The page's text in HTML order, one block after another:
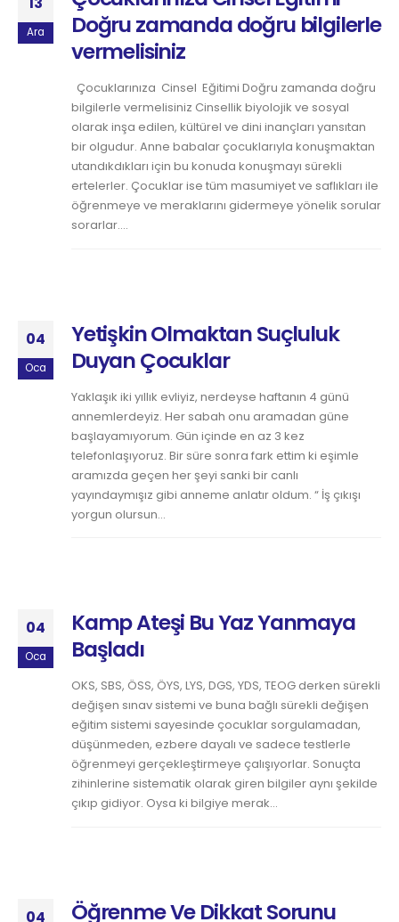
Ara
Doğru zamanda doğru bilgilerle
vermelisiniz
Çocuklarınıza Cinsel Eğitimi Doğru zamanda doğru
bilgilerle vermelisiniz Cinsellik biyolojik ve sosyal
olarak inşa edilen, kültürel ve dini inançları yansıtan
bir olgudur. Anne babalar çocuklarıyla konuşmaktan
utandıkdıkları için bu konuda konuşmayı sürekli
ertelerler. Çocuklar ise tüm masumiyet ve saflıkları ile
öğrenmeye ve meraklarını gidermeye yönelik sorular
sorarlar....
04
Oca
Yetişkin Olmaktan Suçluluk
Duyan Çocuklar
Yaklaşık iki yıllık evliyiz, nerdeyse haftanın 4 günü
annemlerdeyiz. Her sabah onu aramadan güne
başlayamıyorum. Gün içinde en az 3 kez
telefonlaşıyoruz. Bir süre sonra fark ettim ki eşimle
aramızda geçen her şeyi sanki bir canlı
yayındaymışız gibi anneme anlatır oldum. “ İş çıkışı
yorgun olursun...
04
Oca
Kamp Ateşi Bu Yaz Yanmaya
Başladı
OKS, SBS, ÖSS, ÖYS, LYS, DGS, YDS, TEOG derken sürekli
değişen sınav sistemi ve buna bağlı sürekli değişen
eğitim sistemi sayesinde çocuklar sorgulamadan,
düşünmeden, ezbere dayalı ve sadece testlerle
öğrenmeyi gerçekleştirmeye çalışıyorlar. Sonuçta
zihinlerine sistematik olarak giren bilgiler aynı şekilde
çıkıp gidiyor. Oysa ki bilgiye merak...
04 Öğrenme Ve Dikkat Sorunu